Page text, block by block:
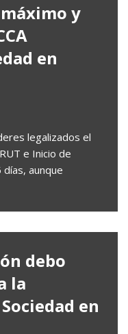
y
en
legalizados el
e Inicio de
aunque
debo
la
en